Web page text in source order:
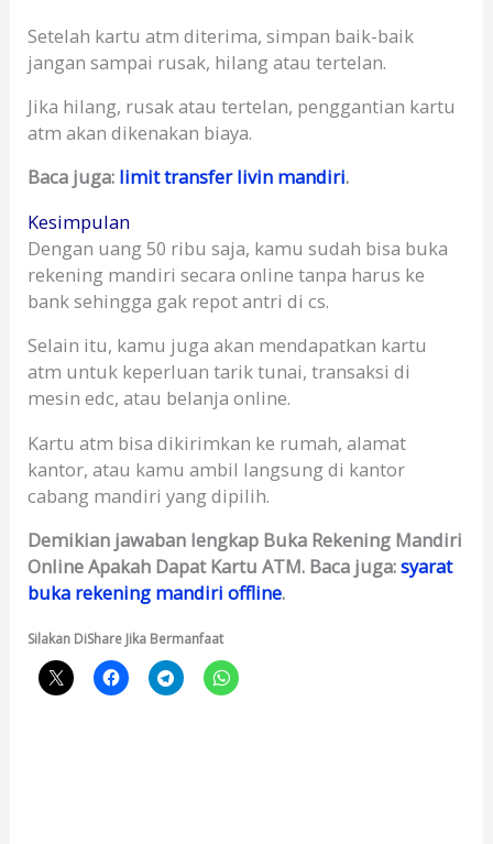
Setelah kartu atm diterima, simpan baik-baik
jangan sampai rusak, hilang atau tertelan.
Jika hilang, rusak atau tertelan, penggantian kartu
atm akan dikenakan biaya.
Baca juga: limit transfer livin mandiri.
Kesimpulan
Dengan uang 50 ribu saja, kamu sudah bisa buka
rekening mandiri secara online tanpa harus ke
bank sehingga gak repot antri di cs.
Selain itu, kamu juga akan mendapatkan kartu
atm untuk keperluan tarik tunai, transaksi di
mesin edc, atau belanja online.
Kartu atm bisa dikirimkan ke rumah, alamat
kantor, atau kamu ambil langsung di kantor
cabang mandiri yang dipilih.
Demikian jawaban lengkap Buka Rekening Mandiri
Online Apakah Dapat Kartu ATM. Baca juga:syarat
buka rekening mandiri offline.
Silakan DiShare Jika Bermanfaat